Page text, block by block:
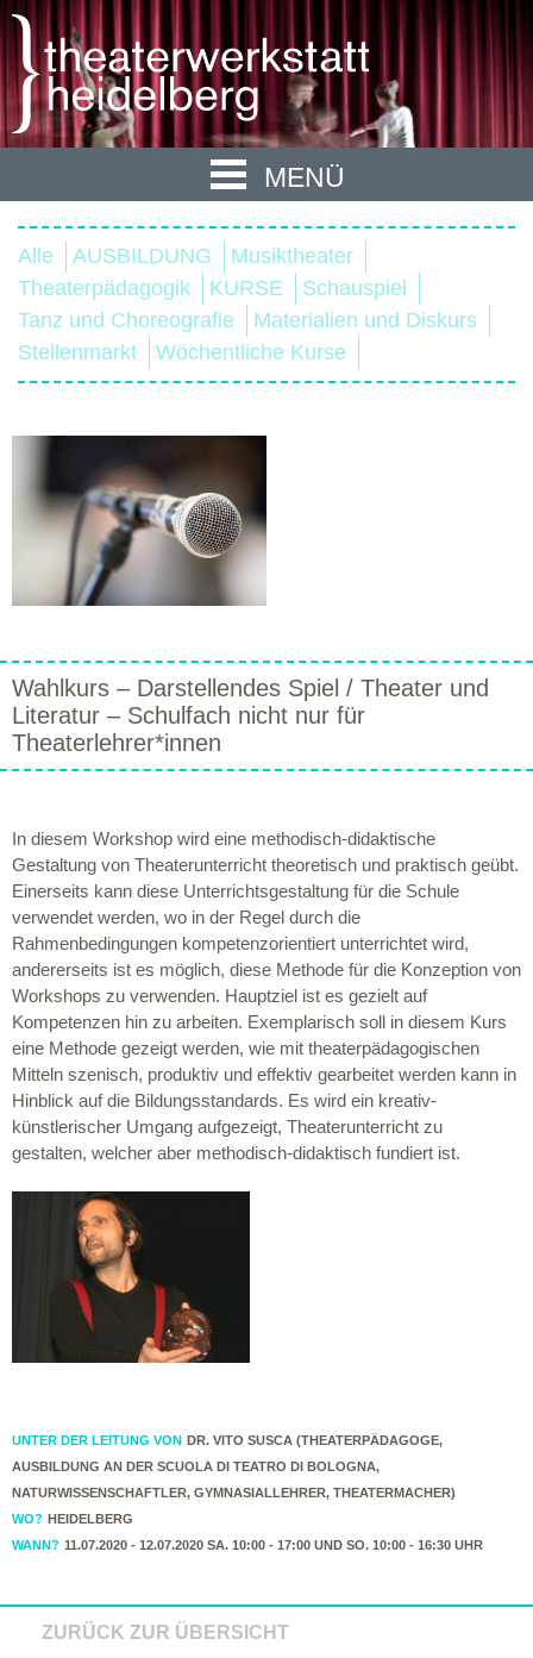
MENÜ
Alle AUSBILDUNG
Musiktheater
Theaterpädagogik
KURSE
Schauspiel
Tanz und Choreografie
Materialien und Diskurs
Stellenmarkt
Wöchentliche Kurse
Wahlkurs – Darstellendes Spiel / Theater und
Literatur – Schulfach nicht nur für
Theaterlehrer*innen
In diesem Workshop wird eine methodisch-didaktische
Gestaltung von Theaterunterricht theoretisch und praktisch geübt.
Einerseits kann diese Unterrichtsgestaltung für die Schule
verwendet werden, wo in der Regel durch die
Rahmenbedingungen kompetenzorientiert unterrichtet wird,
andererseits ist es möglich, diese Methode für die Konzeption von
Workshops zu verwenden. Hauptziel ist es gezielt auf
Kompetenzen hin zu arbeiten. Exemplarisch soll in diesem Kurs
eine Methode gezeigt werden, wie mit theaterpädagogischen
Mitteln szenisch, produktiv und effektiv gearbeitet werden kann in
Hinblick auf die Bildungsstandards. Es wird ein kreativ-
künstlerischer Umgang aufgezeigt, Theaterunterricht zu
gestalten, welcher aber methodisch-didaktisch fundiert ist.
UNTER DER LEITUNG VON DR. VITO SUSCA (THEATERPÄDAGOGE,
AUSBILDUNG AN DER SCUOLA DI TEATRO DI BOLOGNA,
NATURWISSENSCHAFTLER, GYMNASIALLEHRER, THEATERMACHER)
WO? HEIDELBERG
WANN? 11.07.2020 - 12.07.2020 SA. 10:00 - 17:00 UND SO. 10:00 - 16:30 UHR
ZURÜCK ZUR ÜBERSICHT